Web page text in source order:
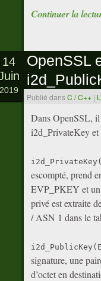
Continuer la
OpenSSL
Publié dansC / C++ |
14
2019
Dans OpenSSL, il
i2d_PrivateKey
escompté, prend
EVP_PKEY et un
privé est extraite
/ ASN 1 dans le
signature, une
d’octet en